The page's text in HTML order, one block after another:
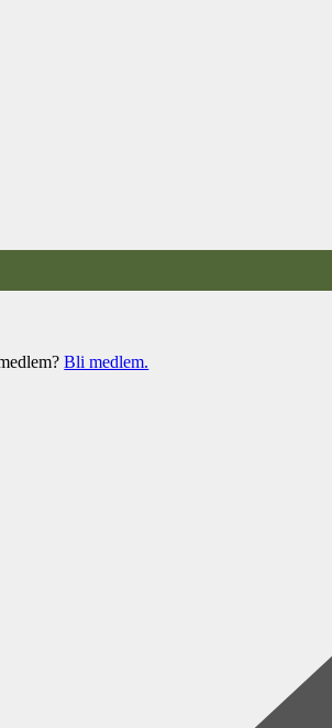
Bli medlem.